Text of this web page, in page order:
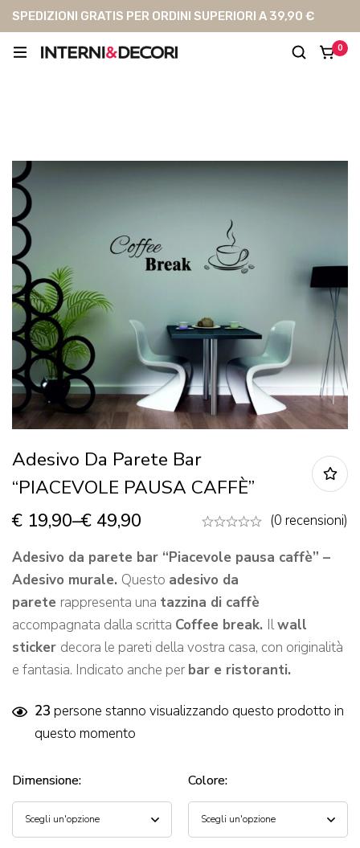
SPEDIZIONI GRATIS PER ORDINI SUPERIORI A 39,90 €
0
Adesivo Da Parete Bar
“PIACEVOLE PAUSA CAFFÈ”
€ 19,90–€ 49,90
(0 recensioni)
Adesivo da parete bar “Piacevole pausa caffè” –
Adesivo murale. Questo adesivo da
parete rappresenta una tazzina di caffè
accompagnata dalla scritta Coffee break. Ilwall
sticker decora le pareti della vostra casa, con originalità
e fantasia. Indicato anche per bar e ristoranti.
23 persone stanno visualizzando questo prodotto in
questo momento
Dimensione: Colore: